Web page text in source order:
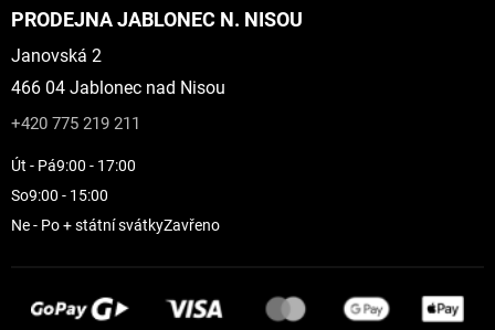
PRODEJNA JABLONEC N. NISOU
Janovská 2
466 04 Jablonec nad Nisou
+420 775 219 211
Út - Pá9:00 - 17:00
So9:00 - 15:00
Ne - Po + státní svátkyZavřeno